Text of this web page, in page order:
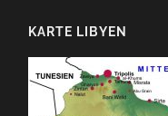
KARTE LIBYEN